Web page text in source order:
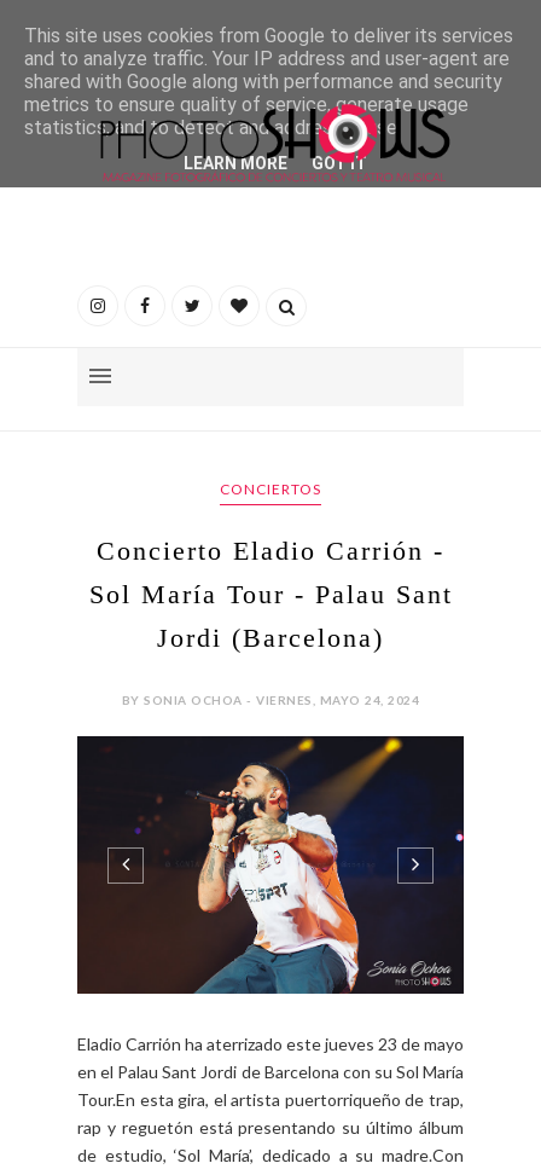
CONCIERTOS
Concierto Eladio Carrión -
Sol María Tour - Palau Sant
Jordi (Barcelona)
BY SONIA OCHOA - VIERNES, MAYO 24, 2024
Eladio Carrión ha aterrizado este jueves 23 de mayo
en el Palau Sant Jordi de Barcelona con su Sol María
Tour.En esta gira, el artista puertorriqueño de trap,
rap y reguetón está presentando su último álbum
de estudio, ‘Sol María’, dedicado a su madre.Con
This site uses cookies from Google to deliver its services
and to analyze traffic. Your IP address and user-agent are
shared with Google along with performance and security
metrics to ensure quality of service, generate usage
statistics, and to detect and address abuse.
LEARN MORE GOT IT